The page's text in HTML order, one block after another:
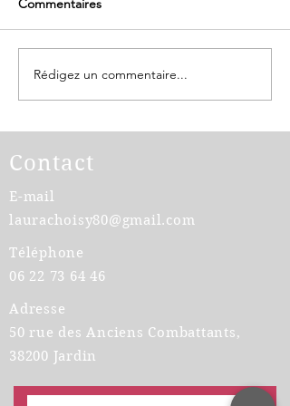
Applying for a job
abroad?
Commentaires
Rédigez un commentaire...
Contact
E-mail
laurachoisy80@gmail.com
Téléphone
06 22 73 64 46
Adresse
50 rue des Anciens Combattants,
38200 Jardin